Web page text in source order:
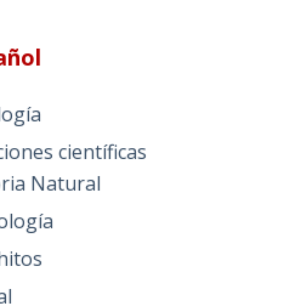
científicas
Natural